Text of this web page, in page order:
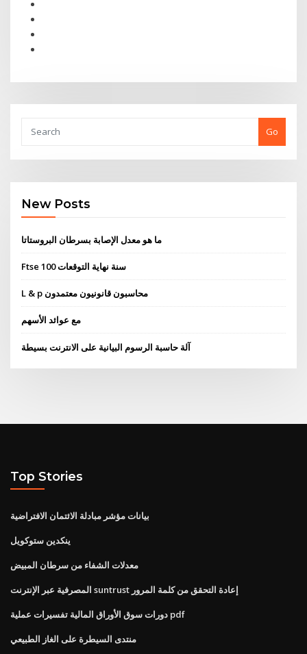
Go
New Posts
ما هو معدل الإصابة بسرطان البروستاتا
Ftse 100 سنة نهاية التوقعات
L & p محاسبون قانونيون معتمدون
مع عوائد الأسهم
آلة حاسبة الرسوم البيانية على الانترنت بسيطة
Top Stories
بيانات مؤشر مبادلة الائتمان الافتراضية
ينكدين ستوكويل
معدلات الشفاء من سرطان المبيض
المصرفية عبر الإنترنت suntrust إعادة التحقق من كلمة المرور
دورات سوق الأوراق المالية تفسيرات عملية pdf
منتدى السيطرة على الغاز الطبيعي